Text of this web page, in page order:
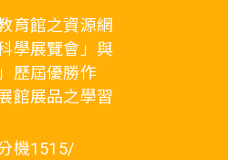
育館之資源網
學展覽會」與
歷屆優勝作
館展品之學習
機1515/